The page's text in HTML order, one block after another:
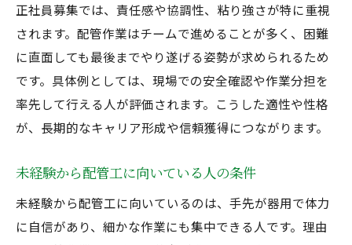
正社員募集では、責任感や協調性、粘り強さが特に重視
されます。配管作業はチームで進めることが多く、困難
に直面しても最後までやり遂げる姿勢が求められるため
です。具体例としては、現場での安全確認や作業分担を
率先して行える人が評価されます。こうした適性や性格
が、長期的なキャリア形成や信頼獲得につながります。
未経験から配管工に向いている人の条件
未経験から配管工に向いているのは、手先が器用で体力
に自信があり、細かな作業にも集中できる人です。理由